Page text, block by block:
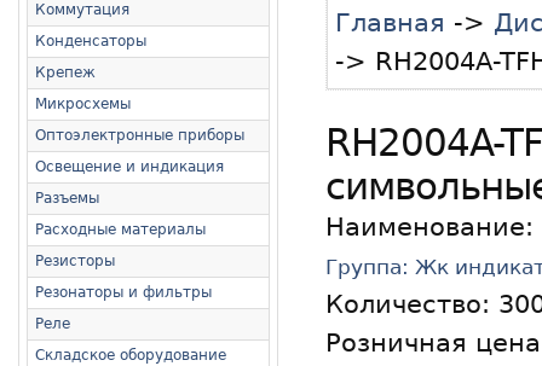
Коммутация
Конденсаторы
Крепеж
Микросхемы
Оптоэлектронные приборы
Освещение и индикация
Разъемы
Расходные материалы
Резисторы
Резонаторы и фильтры
Реле
Складское оборудование
Главная ->
-> RH2004A-
RH2004A-
Наименование:
Группа: Жк
Количество:
Розничная